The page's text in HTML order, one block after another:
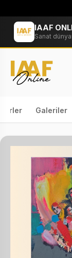
IAAF
Sanat
Galeriler